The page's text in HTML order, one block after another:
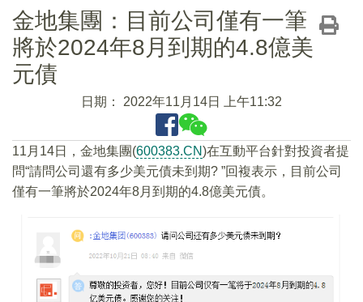
金地集團：目前公司僅有一筆
將於2024年8月到期的4.8億美
元債
日期： 2022年11月14日 上午11:32
11月14日，金地集團(600383.CN)在互動平台針對投資者提
問“請問公司還有多少美元債未到期? ”回複表示，目前公司
僅有一筆將於2024年8月到期的4.8億美元債。